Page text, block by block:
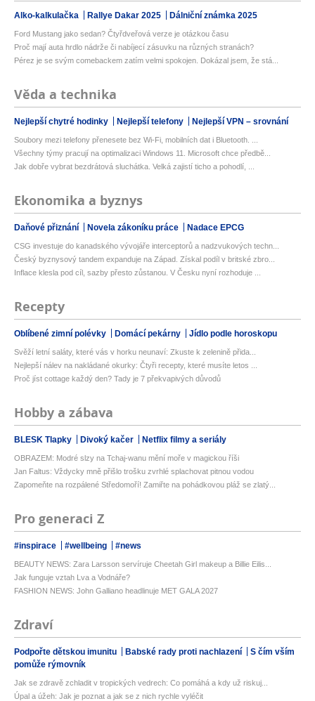
Alko-kalkulačka Rallye Dakar 2025 Dálniční známka 2025
Ford Mustang jako sedan? Čtyřdveřová verze je otázkou času
Proč mají auta hrdlo nádrže či nabíjecí zásuvku na různých stranách?
Pérez je se svým comebackem zatím velmi spokojen. Dokázal jsem, že stá...
Věda a technika
Nejlepší chytré hodinky Nejlepší telefony Nejlepší VPN – srovnání
Soubory mezi telefony přenesete bez Wi-Fi, mobilních dat i Bluetooth. ...
Všechny týmy pracují na optimalizaci Windows 11. Microsoft chce předbě...
Jak dobře vybrat bezdrátová sluchátka. Velká zajistí ticho a pohodlí, ...
Ekonomika a byznys
Daňové přiznání Novela zákoníku práce Nadace EPCG
CSG investuje do kanadského vývojáře interceptorů a nadzvukových techn...
Český byznysový tandem expanduje na Západ. Získal podíl v britské zbro...
Inflace klesla pod cíl, sazby přesto zůstanou. V Česku nyní rozhoduje ...
Recepty
Oblíbené zimní polévky Domácí pekárny Jídlo podle horoskopu
Svěží letní saláty, které vás v horku neunaví: Zkuste k zelenině přida...
Nejlepší nálev na nakládané okurky: Čtyři recepty, které musíte letos ...
Proč jíst cottage každý den? Tady je 7 překvapivých důvodů
Hobby a zábava
BLESK Tlapky Divoký kačer Netflix filmy a seriály
OBRAZEM: Modré slzy na Tchaj-wanu mění moře v magickou říši
Jan Faltus: Vždycky mně přišlo trošku zvrhlé splachovat pitnou vodou
Zapomeňte na rozpálené Středomoří! Zamiřte na pohádkovou pláž se zlatý...
Pro generaci Z
#inspirace #wellbeing #news
BEAUTY NEWS: Zara Larsson servíruje Cheetah Girl makeup a Billie Eilis...
Jak funguje vztah Lva a Vodnáře?
FASHION NEWS: John Galliano headlinuje MET GALA 2027
Zdraví
Podpořte dětskou imunitu Babské rady proti nachlazení
S čím vším
pomůže rýmovník
Jak se zdravě zchladit v tropických vedrech: Co pomáhá a kdy už riskuj...
Úpal a úžeh: Jak je poznat a jak se z nich rychle vyléčit